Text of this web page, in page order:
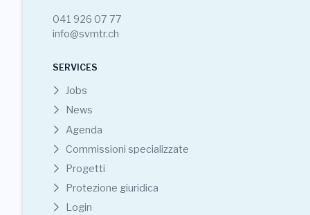
041 926 07 77
info@svmtr.ch
SERVICES
Jobs
News
Agenda
Commissioni specializzate
Progetti
Protezione giuridica
Login